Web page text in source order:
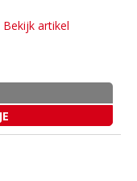
Bekijk artikel